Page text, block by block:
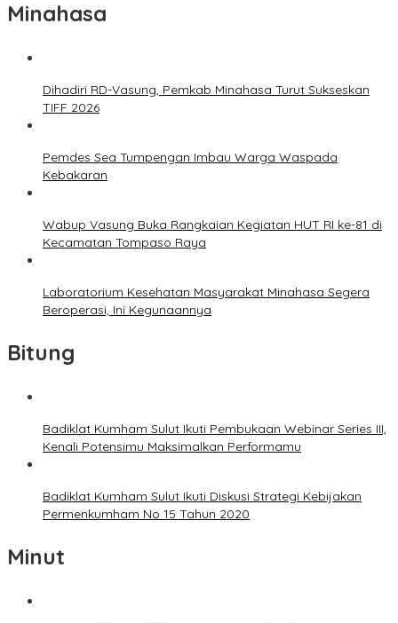
Minahasa
Dihadiri RD-Vasung, Pemkab Minahasa Turut Sukseskan
TIFF 2026
Pemdes Sea Tumpengan Imbau Warga Waspada
Kebakaran
Wabup Vasung Buka Rangkaian Kegiatan HUT RI ke-81 di
Kecamatan Tompaso Raya
Laboratorium Kesehatan Masyarakat Minahasa Segera
Beroperasi, Ini Kegunaannya
Bitung
Badiklat Kumham Sulut Ikuti Pembukaan Webinar Series III,
Kenali Potensimu Maksimalkan Performamu
Badiklat Kumham Sulut Ikuti Diskusi Strategi Kebijakan
Permenkumham No 15 Tahun 2020
Minut